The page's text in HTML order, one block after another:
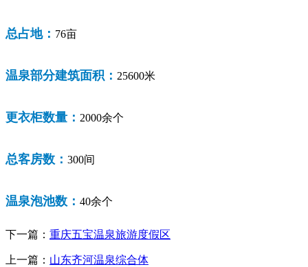
总占地： 76亩
温泉部分建筑面积： 25600米
更衣柜数量： 2000余个
总客房数： 300间
温泉泡池数： 40余个
下一篇： 重庆五宝温泉旅游度假区
上一篇： 山东齐河温泉综合体